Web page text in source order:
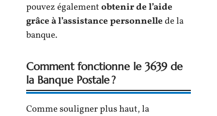
pouvez égalementobtenir de l’aide
grâce à l’assistance personnellede la
banque.
Comment fonctionne le 3639 de
la Banque Postale ?
Comme souligner plus haut, la